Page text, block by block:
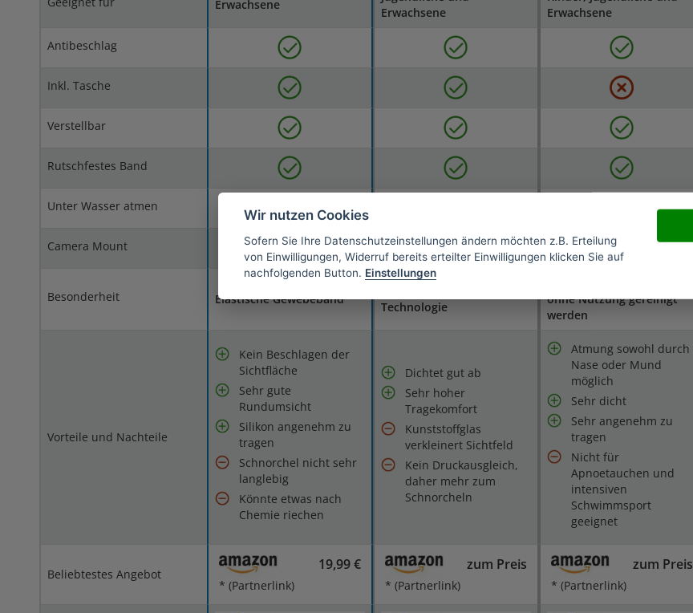
Erwachsene
Erwachsene
Erwachsene
Antibeschlag
Inkl. Tasche
Verstellbar
Rutschfestes Band
Unter Wasser atmen
Camera Mount
Besonderheit Elastische Gewebeband
Technologie
ohne Nutzung gereinigt
werden
Vorteile und Nachteile
Kein Beschlagen der
Sichtfläche
Sehr gute
Rundumsicht
Silikon angenehm zu
tragen
Schnorchel nicht sehr
langlebig
Könnte etwas nach
Chemie riechen
Dichtet gut ab
Sehr hoher
Tragekomfort
Kunststoffglas
verkleinert Sichtfeld
Kein Druckausgleich,
daher mehr zum
Schnorcheln
Atmung sowohl durch
Nase oder Mund
möglich
Sehr dicht
Sehr angenehm zu
tragen
Nicht für
Apnoetauchen und
intensiven
Schwimmsport
geeignet
Beliebtestes Angebot
19,99 €
* (Partnerlink)
zum Preis
* (Partnerlink)
zum Preis
* (Partnerlink)
Wir nutzen Cookies
Sofern Sie Ihre Datenschutzeinstellungen ändern möchten z.B. Erteilung
von Einwilligungen, Widerruf bereits erteilter Einwilligungen klicken Sie auf
nachfolgenden Button. Einstellungen